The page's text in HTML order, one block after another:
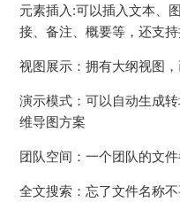
元素插入:可以插入文本、
接、备注、概要等，还支
视图展示：拥有大纲视图
演示模式：可以自动生成
维导图方案
团队空间：一个团队的文
全文搜索：忘了文件名称